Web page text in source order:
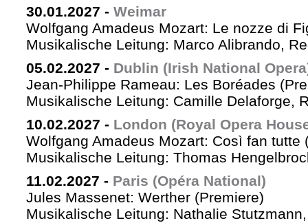
30.01.2027 - Weimar
Wolfgang Amadeus Mozart: Le nozze di
Musikalische Leitung: Marco Alibrando,
05.02.2027 - Dublin (Irish National
Jean-Philippe Rameau: Les Boréades
Musikalische Leitung: Camille Delaforge,
10.02.2027 - London (Royal Opera
Wolfgang Amadeus Mozart: Così fan tutte
Musikalische Leitung: Thomas
11.02.2027 - Paris (Opéra National)
Jules Massenet: Werther (Premiere)
Musikalische Leitung: Nathalie